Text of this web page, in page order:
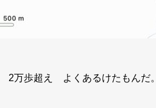
万歩超え よくあるけたもんだ。